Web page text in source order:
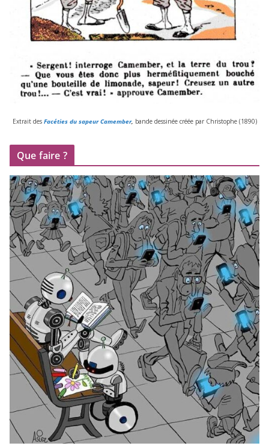
Extrait desFacéties du sapeur Camember, bande des­si­née créée par Christophe (1890)
Que faire ?